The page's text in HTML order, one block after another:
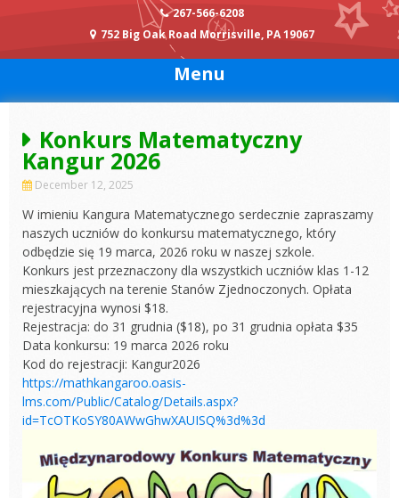
267-566-6208
752 Big Oak Road Morrisville, PA 19067
Menu
Konkurs Matematyczny
Kangur 2026
December 12, 2025
W imieniu Kangura Matematycznego serdecznie zapraszamy
naszych uczniów do konkursu matematycznego, który
odbędzie się 19 marca, 2026 roku w naszej szkole.
Konkurs jest przeznaczony dla wszystkich uczniów klas 1-12
mieszkających na terenie Stanów Zjednoczonych. Opłata
rejestracyjna wynosi $18.
Rejestracja: do 31 grudnia ($18), po 31 grudnia opłata $35
Data konkursu: 19 marca 2026 roku
Kod do rejestracji: Kangur2026
https://mathkangaroo.oasis-
lms.com/Public/Catalog/Details.aspx?
id=TcOTKoSY80AWwGhwXAUISQ%3d%3d